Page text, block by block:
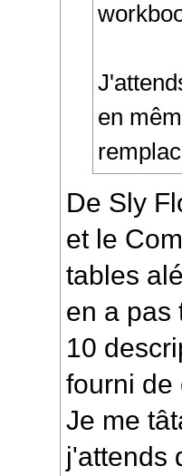
en
De Sly
et le
tables
en a pas
10
fourni
Je me
j'attends